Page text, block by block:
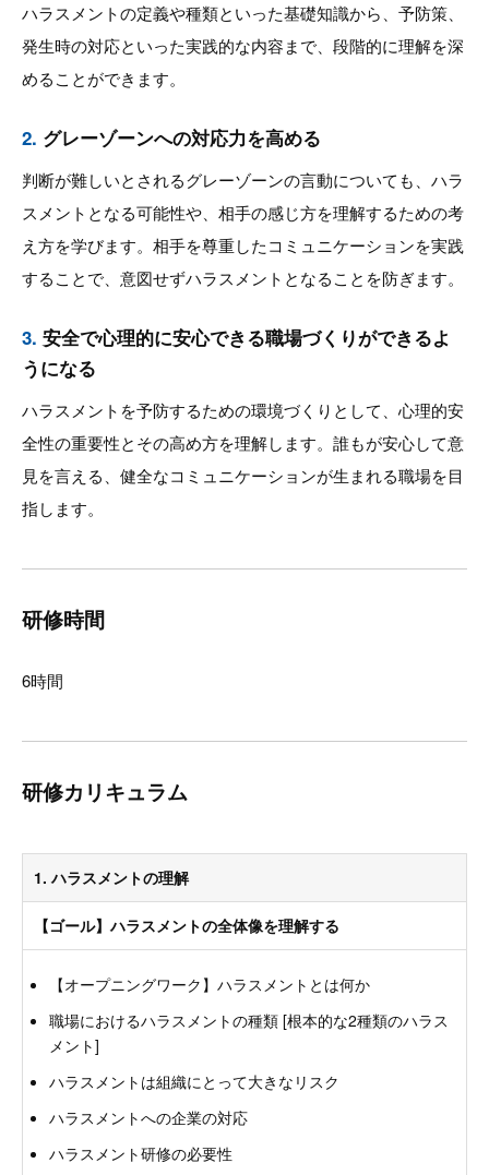
ハラスメントの定義や種類といった基礎知識から、予防策、
発生時の対応といった実践的な内容まで、段階的に理解を深
めることができます。
2. グレーゾーンへの対応力を高める
判断が難しいとされるグレーゾーンの言動についても、ハラ
スメントとなる可能性や、相手の感じ方を理解するための考
え方を学びます。相手を尊重したコミュニケーションを実践
することで、意図せずハラスメントとなることを防ぎます。
3. 安全で心理的に安心できる職場づくりができるよ
うになる
ハラスメントを予防するための環境づくりとして、心理的安
全性の重要性とその高め方を理解します。誰もが安心して意
見を言える、健全なコミュニケーションが生まれる職場を目
指します。
研修時間
6時間
研修カリキュラム
1. ハラスメントの理解
【ゴール】ハラスメントの全体像を理解する
【オープニングワーク】ハラスメントとは何か
職場におけるハラスメントの種類 [根本的な2種類のハラス
メント]
ハラスメントは組織にとって大きなリスク
ハラスメントへの企業の対応
ハラスメント研修の必要性